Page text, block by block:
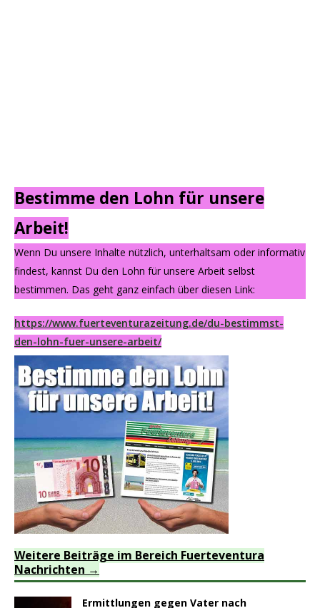
Bestimme den Lohn für unsere
Arbeit!
Wenn Du unsere Inhalte nützlich, unterhaltsam oder informativ
findest, kannst Du den Lohn für unsere Arbeit selbst
bestimmen. Das geht ganz einfach über diesen Link:
https://www.fuerteventurazeitung.de/du-bestimmst-
den-lohn-fuer-unsere-arbeit/
Weitere Beiträge im Bereich Fuerteventura
Nachrichten
Ermittlungen gegen Vater nach